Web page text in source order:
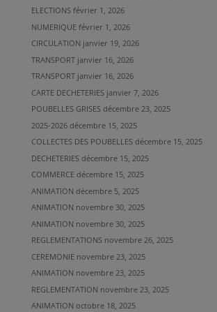
ELECTIONS février 1, 2026
NUMERIQUE février 1, 2026
CIRCULATION janvier 19, 2026
TRANSPORT janvier 16, 2026
TRANSPORT janvier 16, 2026
CARTE DECHETERIES janvier 7, 2026
POUBELLES GRISES décembre 23, 2025
2025-2026 décembre 15, 2025
COLLECTES DES POUBELLES décembre 15, 2025
DECHETERIES décembre 15, 2025
COMMERCE décembre 15, 2025
ANIMATION décembre 5, 2025
ANIMATION novembre 30, 2025
ANIMATION novembre 30, 2025
REGLEMENTATIONS novembre 26, 2025
CEREMONIE novembre 23, 2025
ANIMATION novembre 23, 2025
REGLEMENTATION novembre 23, 2025
ANIMATION octobre 18, 2025